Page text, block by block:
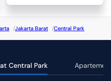
/Jakarta Barat /Central Park
Central Park